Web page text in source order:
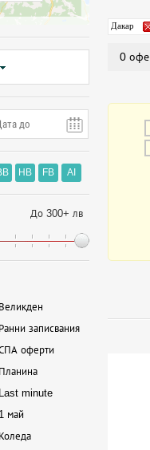
HB FB AI
До 300+ лв
Великден
Ранни записвания
оферти
Планина
Last minute
1 май
Коледа
Дакар
0